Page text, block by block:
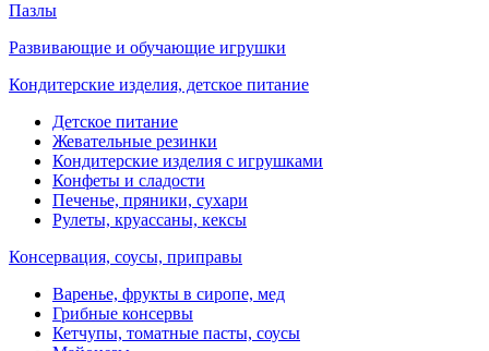
Пазлы
Развивающие и обучающие игрушки
Кондитерские изделия, детское питание
Детское питание
Жевательные резинки
Кондитерские изделия с игрушками
Конфеты и сладости
Печенье, пряники, сухари
Рулеты, круассаны, кексы
Консервация, соусы, приправы
Варенье, фрукты в сиропе, мед
Грибные консервы
Кетчупы, томатные пасты, соусы